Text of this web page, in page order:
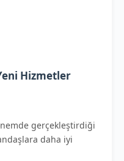
Hizmetler
gerçekleştirdiği
daha iyi